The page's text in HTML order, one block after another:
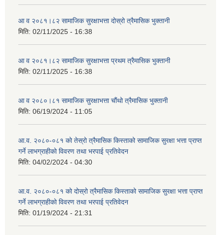
आ व २०८१।८२ सामाजिक सुरक्षाभत्ता दोस्रो त्रैमासिक भुक्तानी
मिति: 02/11/2025 - 16:38
आ व २०८१।८२ सामाजिक सुरक्षाभत्ता प्रथम त्रैमासिक भुक्तानी
मिति: 02/11/2025 - 16:38
आ व २०८०।८१ सामाजिक सुरक्षाभत्ता चौंथो त्रैमासिक भुक्तानी
मिति: 06/19/2024 - 11:05
आ.व. २०८०-०८१ को तेस्रो त्रैमासिक किस्ताको सामाजिक सुरक्षा भत्ता प्राप्त
गर्ने लाभग्राहीको विवरण तथा भरपाई प्रतिवेदन
मिति: 04/02/2024 - 04:30
आ.व. २०८०-०८१ को दोस्रो त्रैमासिक किस्ताको सामाजिक सुरक्षा भत्ता प्राप्त
गर्ने लाभग्राहीको विवरण तथा भरपाई प्रतिवेदन
मिति: 01/19/2024 - 21:31